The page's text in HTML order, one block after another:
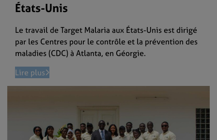
États-Unis
Le travail de Target Malaria aux États-Unis est dirigé
par les Centres pour le contrôle et la prévention des
maladies (CDC) à Atlanta, en Géorgie.
Lire plus